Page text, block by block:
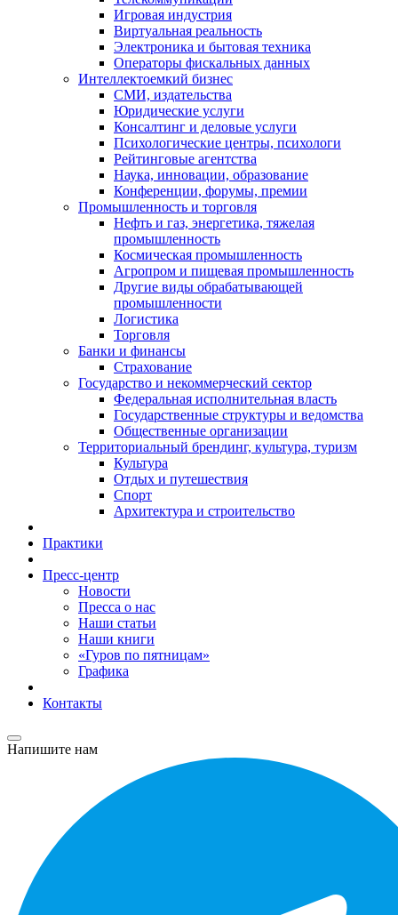
Игровая индустрия
Виртуальная реальность
Электроника и бытовая техника
Операторы фискальных данных
Интеллектоемкий бизнес
СМИ, издательства
Юридические услуги
Консалтинг и деловые услуги
Психологические центры, психологи
Рейтинговые агентства
Наука, инновации, образование
Конференции, форумы, премии
Промышленность и торговля
Нефть и газ, энергетика, тяжелая
промышленность
Космическая промышленность
Агропром и пищевая промышленность
Другие виды обрабатывающей
промышленности
Логистика
Торговля
Банки и финансы
Страхование
Государство и некоммерческий сектор
Федеральная исполнительная власть
Государственные структуры и ведомства
Общественные организации
Территориальный брендинг, культура, туризм
Культура
Отдых и путешествия
Спорт
Архитектура и строительство
Практики
Пресс-центр
Новости
Пресса о нас
Наши статьи
Наши книги
«Гуров по пятницам»
Графика
Контакты
Напишите нам